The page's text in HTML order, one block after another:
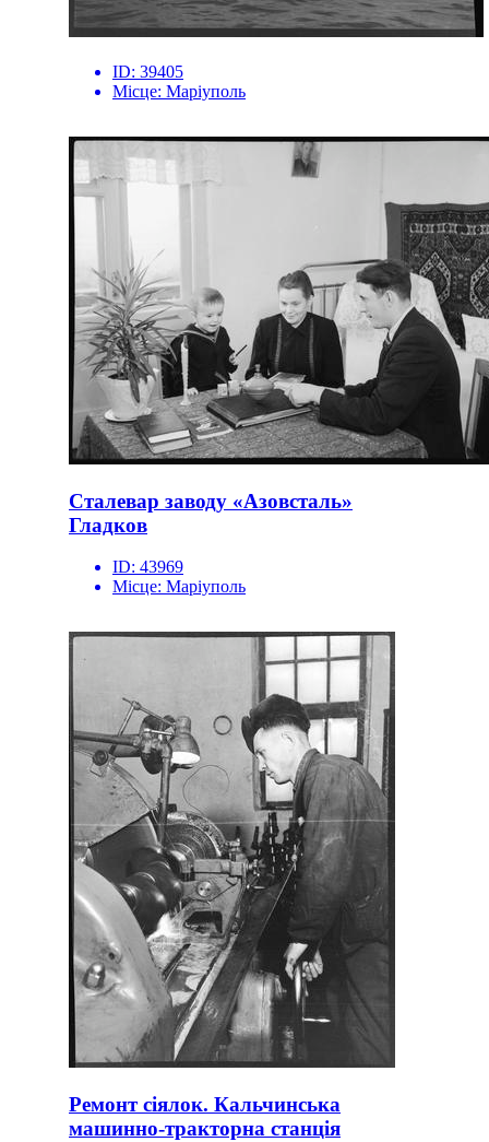
ID: 39405
Місце: Маріуполь
Сталевар заводу «Азовсталь»
Гладков
ID: 43969
Місце: Маріуполь
Ремонт сіялок. Кальчинська
машинно-тракторна станція